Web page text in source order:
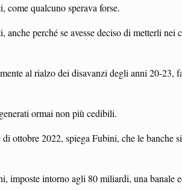
come qualcuno sperava forse.
perché se avesse deciso di metterli
al rialzo dei disavanzi degli anni 20-
ormai non più cedibili.
ottobre 2022, spiega Fubini, che le banche
imposte intorno agli 80 miliardi, una banale